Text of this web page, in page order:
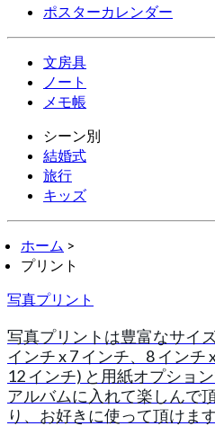
ポスターカレンダー
文房具
ノート
メモ帳
シーン別
結婚式
旅行
キッズ
ホーム >
プリント
写真プリント
写真プリントは豊富なサイ
インチ x 7 インチ、8 インチ
12 インチ) と用紙オプショ
アルバムに入れて楽しんで
り、お好きに使って頂けます